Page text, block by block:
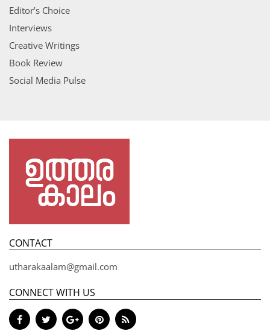
Editor’s Choice
Interviews
Creative Writings
Book Review
Social Media Pulse
CONTACT
utharakaalam@gmail.com
CONNECT WITH US